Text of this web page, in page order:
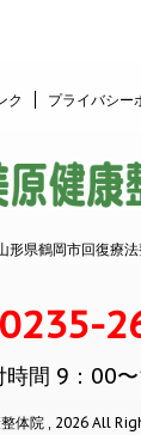
ク プライバシー
形県鶴岡市回復療
時間 9：00
体院 , 2026 All